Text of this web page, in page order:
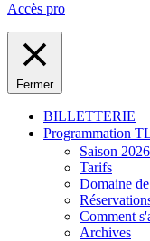
Accès pro
Fermer
BILLETTERIE
Programmation
Saison
Tarifs
Domaine
Comment
Archives